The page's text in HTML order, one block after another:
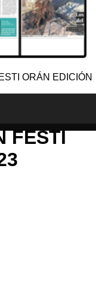
ORÁN EDICIÓN
FESTI